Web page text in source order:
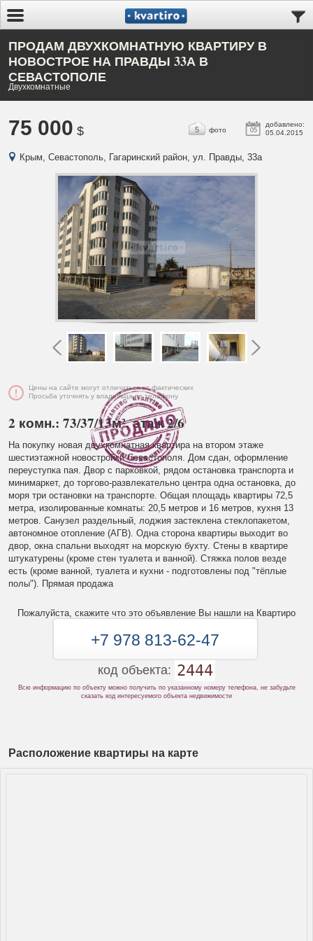
ПРОДАМ ДВУХКОМНАТНУЮ КВАРТИРУ В
НОВОСТРОЕ НА ПРАВДЫ 33А В
СЕВАСТОПОЛЕ
Двухкомнатные
75 000 $ 05
добавлено:
05.04.2015
5 фото
Крым, Севастополь, Гагаринский район, ул. Правды, 33а
Цены на сайте могут отличаться от фактических
Просьба уточнять у владельца по телефону
2 комн.: 73/37/13м², этаж 2/6
На покупку новая двухкомнатная квартира на втором этаже
шестиэтажной новостройки Севастополя. Дом сдан, оформление
переуступка пая. Двор с парковкой, рядом остановка транспорта и
минимаркет, до торгово-развлекательно центра одна остановка, до
моря три остановки на транспорте. Общая площадь квартиры 72,5
метра, изолированные комнаты: 20,5 метров и 16 метров, кухня 13
метров. Санузел раздельный, лоджия застеклена стеклопакетом,
автономное отопление (АГВ). Одна сторона квартиры выходит во
двор, окна спальни выходят на морскую бухту. Стены в квартире
штукатурены (кроме стен туалета и ванной). Стяжка полов везде
есть (кроме ванной, туалета и кухни - подготовлены под "тёплые
полы"). Прямая продажа
Пожалуйста, скажите что это объявление Вы нашли на Квартиро
+7 978 813-62-47
код объекта: 2444
Всю информацию по объекту можно получить по указанному номеру телефона, не забудьте
сказать код интересуемого объекта недвижимости
Расположение квартиры на карте